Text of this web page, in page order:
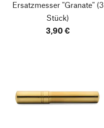
Ersatzmesser "Granate"(3
Stück)
3,90 €